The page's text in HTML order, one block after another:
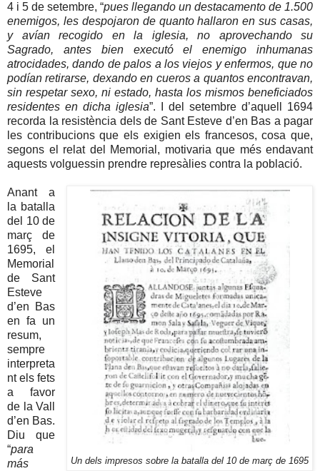
4 i 5 de setembre, “pues llegando un destacamento de 1.500
enemigos, les despojaron de quanto hallaron en sus casas,
y avían recogido en la iglesia, no aprovechando su
Sagrado, antes bien executó el enemigo inhumanas
atrocidades, dando de palos a los viejos y enfermos, que no
podían retirarse, dexando en cueros a quantos encontravan,
sin respetar sexo, ni estado, hasta los mismos beneficiados
residentes en dicha iglesia”. I del setembre d’aquell 1694
recorda la resistència dels de Sant Esteve d’en Bas a pagar
les contribucions que els exigien els francesos, cosa que,
segons el relat del Memorial, motivaria que més endavant
aquests volguessin prendre represàlies contra la població.
Un dels impresos sobre la batalla del 10 de març de 1695
Anant a
la batalla
del 10 de
març de
1695, el
Memorial
de Sant
Esteve
d’en Bas
en fa un
resum,
sempre
interpreta
nt els fets
a favor
de la Vall
d’en Bas.
Diu que
“para
más